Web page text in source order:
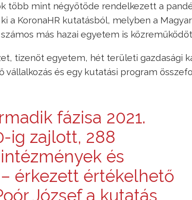
több mint négyötöde rendelkezett a
a KoronaHR kutatásból, melyben a
más hazai egyetem is
tizenöt egyetem, hét területi gazdasági
és egy kutatási program
fázisa 2021.
ig zajlott, 288
és
érkezett értékelhető
József a kutatás